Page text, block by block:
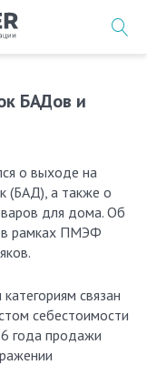
БАДов и
(БАД), а также о
для дома. Об
в рамках ПМЭФ
связан
себестоимости
года продажи